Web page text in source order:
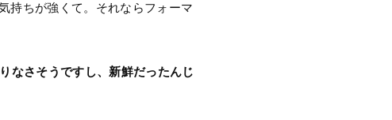
持ちが強くて。それならフォーマ
なさそうですし、新鮮だったんじ